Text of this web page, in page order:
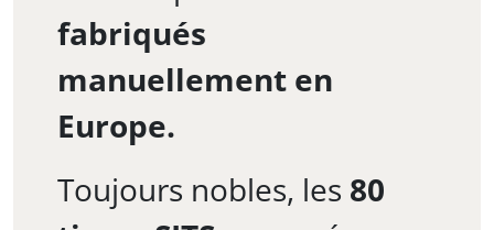
fabriqués
manuellement en
Europe.
Toujours nobles, les 80